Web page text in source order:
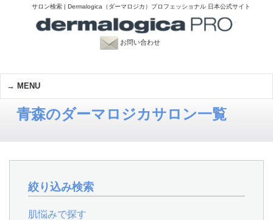
サロン検索 | Dermalogica（ダーマロジカ）プロフェッショナル 日本公式サイト
お問い合わせ
MENU
青森のダーマロジカサロン一覧
絞り込み検索
肌悩みで探す